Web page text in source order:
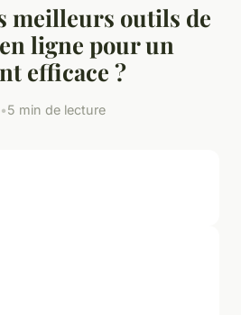
meilleurs outils de
ligne pour un
efficace ?
•5 min de lecture